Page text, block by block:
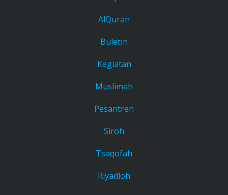
AlQuran
Buletin
Kegiatan
Muslimah
Pesantren
Siroh
Tsaqofah
Riyadloh